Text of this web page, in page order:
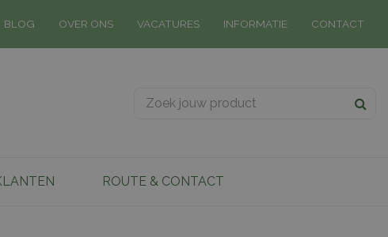
BLOG OVER ONS VACATURES INFORMATIE CONTACT
ROUTE & CONTACT